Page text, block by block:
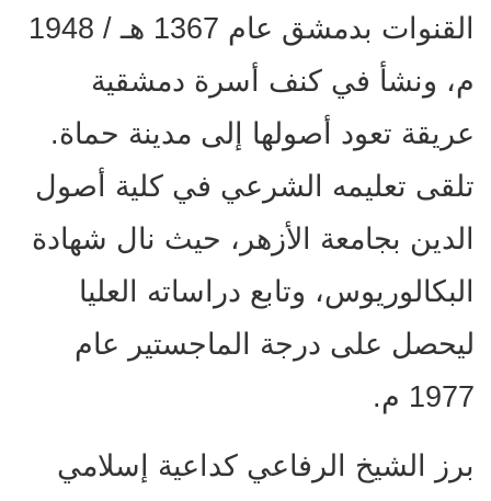
القنوات بدمشق عام 1367 هـ / 1948
م، ونشأ في كنف أسرة دمشقية
عريقة تعود أصولها إلى مدينة حماة.
تلقى تعليمه الشرعي في كلية أصول
الدين بجامعة الأزهر، حيث نال شهادة
البكالوريوس، وتابع دراساته العليا
ليحصل على درجة الماجستير عام
1977 م.
برز الشيخ الرفاعي كداعية إسلامي